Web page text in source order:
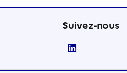
Suivez-nous